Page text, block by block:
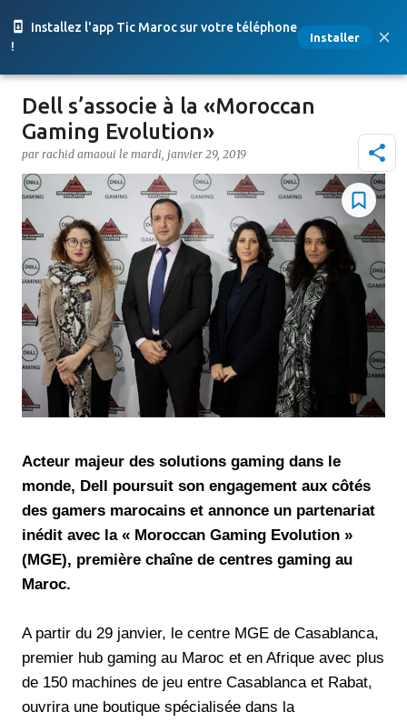
Installez l'app Tic Maroc sur votre téléphone
!
Installer
Accéder au contenu principal
Dell s’associe à la «Moroccan
Gaming Evolution»
par rachid amaoui le mardi, janvier 29, 2019
Acteur majeur des solutions gaming dans le
monde, Dell poursuit son engagement aux côtés
des gamers marocains et annonce un partenariat
inédit avec la « Moroccan Gaming Evolution »
(MGE), première chaîne de centres gaming au
Maroc.
A partir du 29 janvier, le centre MGE de Casablanca,
premier hub gaming au Maroc et en Afrique avec plus
de 150 machines de jeu entre Casablanca et Rabat,
ouvrira une boutique spécialisée dans la